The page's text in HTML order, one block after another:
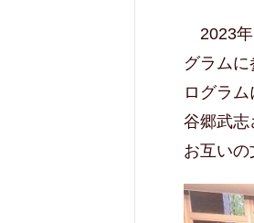
2023年
グラムに
ログラ
谷郷武志
お互いの